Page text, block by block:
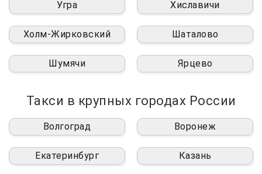
Угра Хиславичи
Холм-Жирковский Шаталово
Шумячи Ярцево
Такси в крупных городах России
Волгоград Воронеж
Екатеринбург Казань